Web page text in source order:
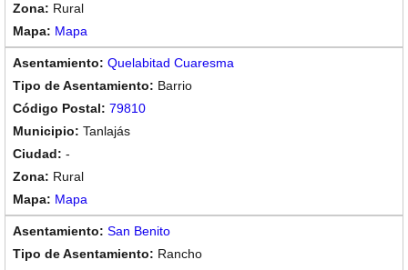
Rural
Mapa
Quelabitad Cuaresma
Barrio
79810
Tanlajás
-
Rural
Mapa
San Benito
Rancho